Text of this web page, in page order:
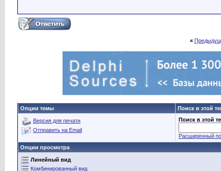
«
Опции темы Поиск в этой
Версия для печати
Отправить на Email
Поиск в этой
Расширенный
Опции просмотра
Линейный вид
Комбинированный вид